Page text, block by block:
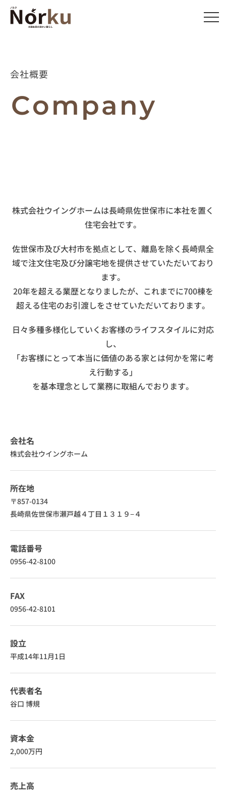
会社概要
Company
株式会社ウイングホームは長崎県佐世保市に本社を置く
住宅会社です。
佐世保市及び大村市を拠点として、離島を除く長崎県全
域で注文住宅及び分譲宅地を提供させていただいており
ます。
20年を超える業歴となりましたが、これまでに700棟を
超える住宅のお引渡しをさせていただいております。
日々多種多様化していくお客様のライフスタイルに対応
し、
「お客様にとって本当に価値のある家とは何かを常に考
え行動する」
を基本理念として業務に取組んでおります。
会社名
株式会社ウイングホーム
所在地
〒857-0134
長崎県佐世保市瀬戸越４丁目１３１９−４
電話番号
0956-42-8100
FAX
0956-42-8101
設立
平成14年11月1日
代表者名
谷口 博規
資本金
2,000万円
売上高